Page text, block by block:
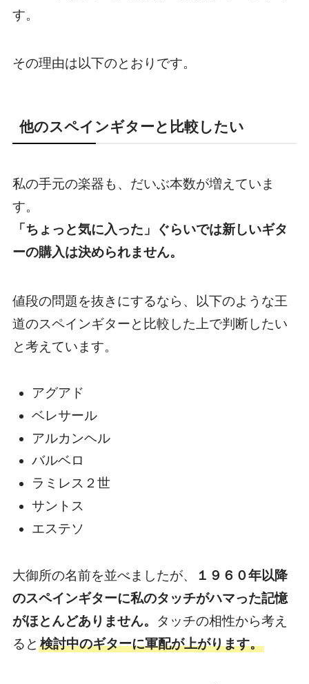
す。
その理由は以下のとおりです。
他のスペインギターと比較したい
私の手元の楽器も、だいぶ本数が増えていま
す。
「ちょっと気に入った」ぐらいでは新しいギタ
ーの購入は決められません。
値段の問題を抜きにするなら、以下のような王
道のスペインギターと比較した上で判断したい
と考えています。
アグアド
ベレサール
アルカンヘル
バルベロ
ラミレス２世
サントス
エステソ
大御所の名前を並べましたが、
１９６０年以降
のスペインギターに私のタッチがハマった記憶
がほとんどありません。 タッチの相性から考え
ると 検討中のギターに軍配が上がります。